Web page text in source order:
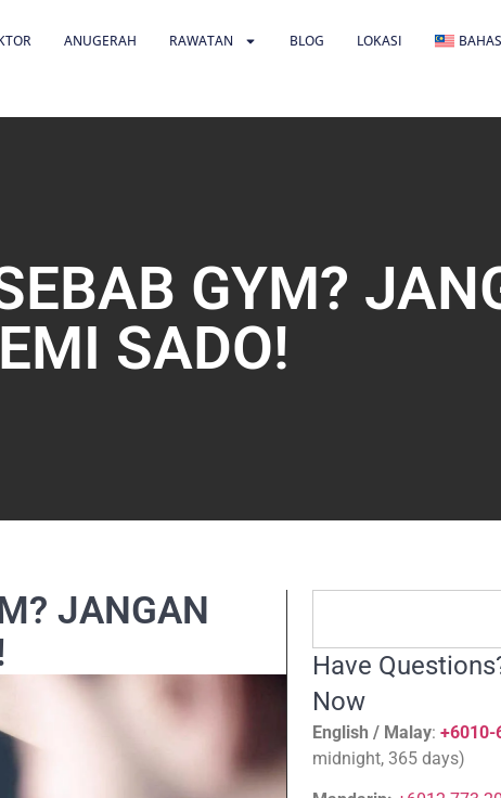
ANUGERAH RAWATAN BLOG LOKASI
GYM?
SADO!
JANGAN
Have
Now
English / Malay: +6010-
midnight, 365 days)